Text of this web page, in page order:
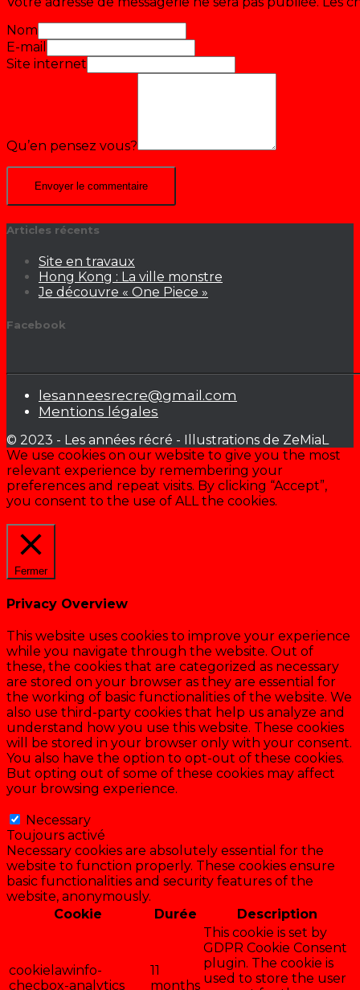
Nom
E-mail
Site internet
Qu’en pensez vous?
Articles récents
Site en travaux
Hong Kong : La ville monstre
Je découvre « One Piece »
Facebook
lesanneesrecre@gmail.com
Mentions légales
© 2023 - Les années récré - Illustrations de ZeMiaL
We use cookies on our website to give you the most
relevant experience by remembering your
preferences and repeat visits. By clicking “Accept”,
you consent to the use of ALL the cookies.
Fermer
Privacy Overview
This website uses cookies to improve your experience
while you navigate through the website. Out of
these, the cookies that are categorized as necessary
are stored on your browser as they are essential for
the working of basic functionalities of the website. We
also use third-party cookies that help us analyze and
understand how you use this website. These cookies
will be stored in your browser only with your consent.
You also have the option to opt-out of these cookies.
But opting out of some of these cookies may affect
your browsing experience.
Necessary
Toujours activé
Necessary cookies are absolutely essential for the
website to function properly. These cookies ensure
basic functionalities and security features of the
website, anonymously.
Cookie
Durée Description
cookielawinfo-
checbox-analytics
11
months
This cookie is set by
GDPR Cookie Consent
plugin. The cookie is
used to store the user